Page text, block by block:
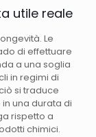
utile reale
Le
di effettuare
a una soglia
in regimi di
si traduce
una durata di
rispetto a
chimici.